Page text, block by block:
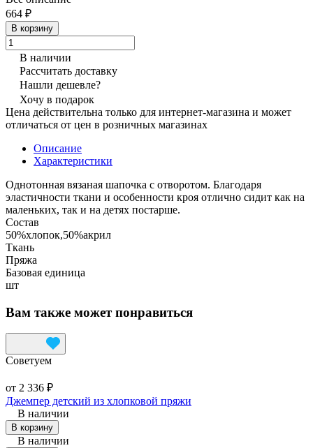
664 ₽
В корзину
В наличии
Рассчитать доставку
Нашли дешевле?
Хочу в подарок
Цена действительна только для интернет-магазина и может
отличаться от цен в розничных магазинах
Описание
Характеристики
Однотонная вязаная шапочка с отворотом. Благодаря
эластичности ткани и особенности кроя отлично сидит как на
маленьких, так и на детях постарше.
Состав
50%хлопок,50%акрил
Ткань
Пряжа
Базовая единица
шт
Вам также может понравиться
Советуем
от 2 336 ₽
Джемпер детский из хлопковой пряжи
В наличии
В корзину
В наличии